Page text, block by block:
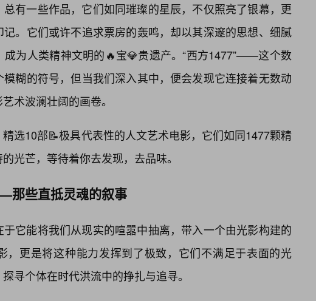
有一些作品，它们如同璀璨的星辰，不仅照亮了银幕，更
。它们或许不追求票房的轰鸣，却以其深邃的思想、细腻
成为人类精神文明的🔥宝💎贵遗产。“西方1477”——这个数
糊的符号，但当我们深入其中，便会发现它连接着无数动
术波澜壮阔的画卷。
选10部📝极具代表性的人文艺术电影，它们如同1477颗精
光芒，等待着你去发现，去品味。
那些直抵灵魂的叙事
它能将我们从现实的喧嚣中抽离，带入一个由光影构建的
，更是将这种能力发挥到了极致，它们不满足于表面的光
寻个体在时代洪流中的挣扎与追寻。